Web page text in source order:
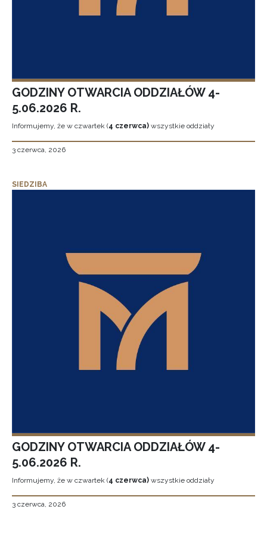
GODZINY OTWARCIA ODDZIAŁÓW 4-
5.06.2026 R.
Informujemy, że w czwartek (4 czerwca) wszystkie oddziały
3 czerwca, 2026
SIEDZIBA
GODZINY OTWARCIA ODDZIAŁÓW 4-
5.06.2026 R.
Informujemy, że w czwartek (4 czerwca) wszystkie oddziały
3 czerwca, 2026